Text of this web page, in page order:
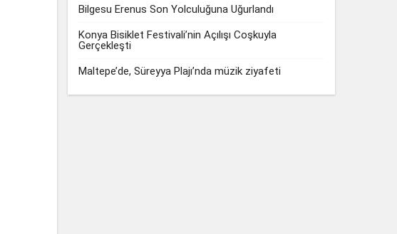
Bilgesu Erenus Son Yolculuğuna Uğurlandı
Konya Bisiklet Festivali’nin Açılışı Coşkuyla
Gerçekleşti
Maltepe’de, Süreyya Plajı’nda müzik ziyafeti